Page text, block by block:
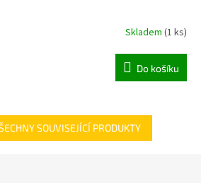
Skladem (1 ks)
Do košíku
SOUVISEJÍCÍ PRODUKTY